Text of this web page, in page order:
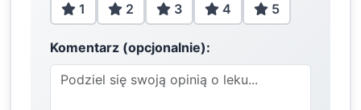
1 2 3 4 5
Komentarz (opcjonalnie):